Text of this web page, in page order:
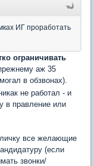
ИГ проработать
ограничивать
аж 35
в обзвонах).
не работал - и
в правление или
все желающие
(если
звонки/